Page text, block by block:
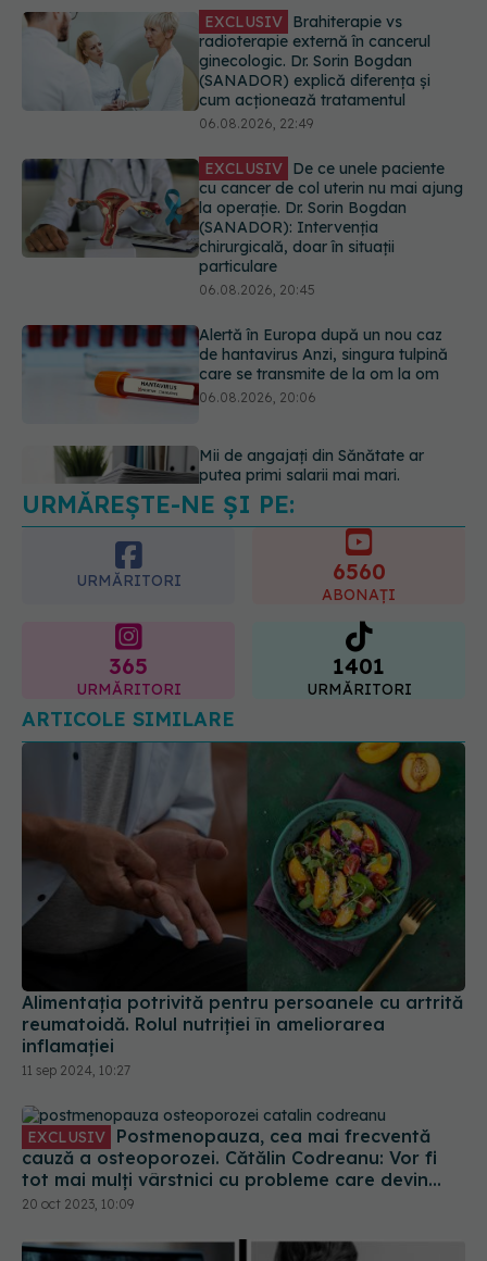
06.08.2026, 22:49
EXCLUSIV De ce unele paciente
cu cancer de col uterin nu mai ajung
la operație. Dr. Sorin Bogdan
(SANADOR): Intervenția
chirurgicală, doar în situații
particulare
06.08.2026, 20:45
Alertă în Europa după un nou caz
de hantavirus Anzi, singura tulpină
care se transmite de la om la om
06.08.2026, 20:06
Mii de angajați din Sănătate ar
putea primi salarii mai mari.
Sindicatele cer schimbarea legii
06.08.2026, 19:26
Alergia la ambrozie: 4 lucruri
esențiale despre simptome,
prevenție și tratament, explicate de
dr. Tudor Ciuhodaru
URMĂREȘTE-NE ȘI PE:
URMĂRITORI 6560
ABONAȚI
URMĂRITORI
1401
URMĂRITORI
ARTICOLE SIMILARE
Alimentația potrivită pentru persoanele cu artrită
reumatoidă. Rolul nutriției în ameliorarea
inflamației
11 sep 2024, 10:27
cauză a osteoporozei. Cătălin Codreanu: Vor fi
tot mai mulți vârstnici cu probleme care devin
dependenți de persoane tinere și active
20 oct 2023, 10:09